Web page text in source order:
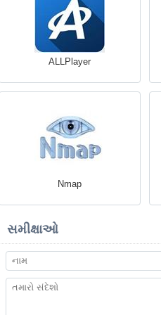
ALLPlayer
Nmap
સમીક્ષાઓ